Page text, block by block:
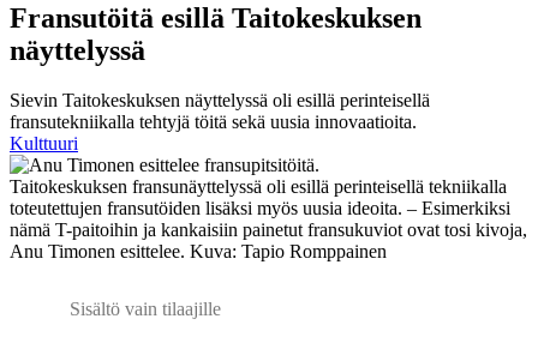
Fransutöitä esillä Taitokeskuksen
näyttelyssä
Sievin Taitokeskuksen näyttelyssä oli esillä perinteisellä
fransutekniikalla tehtyjä töitä sekä uusia innovaatioita.
Kulttuuri
Taitokeskuksen fransunäyttelyssä oli esillä perinteisellä tekniikalla
toteutettujen fransutöiden lisäksi myös uusia ideoita. – Esimerkiksi
nämä T-paitoihin ja kankaisiin painetut fransukuviot ovat tosi kivoja,
Anu Timonen esittelee. Kuva: Tapio Romppainen
Sisältö vain tilaajille